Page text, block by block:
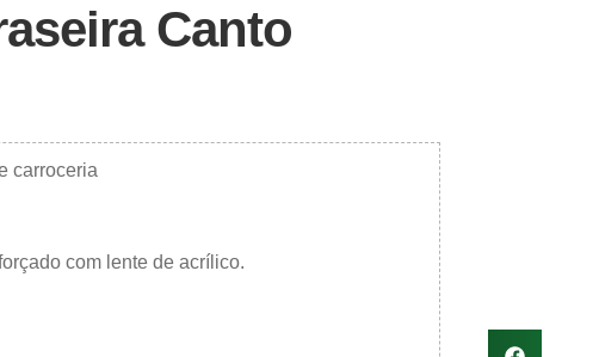
Canto
carroceria
com lente de acrílico.